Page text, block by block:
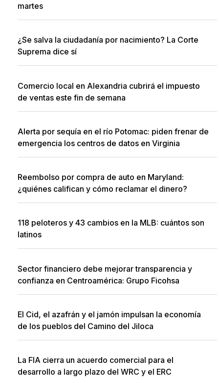
martes
¿Se salva la ciudadanía por nacimiento? La Corte
Suprema dice sí
Comercio local en Alexandria cubrirá el impuesto
de ventas este fin de semana
Alerta por sequía en el río Potomac: piden frenar de
emergencia los centros de datos en Virginia
Reembolso por compra de auto en Maryland:
¿quiénes califican y cómo reclamar el dinero?
118 peloteros y 43 cambios en la MLB: cuántos son
latinos
Sector financiero debe mejorar transparencia y
confianza en Centroamérica: Grupo Ficohsa
El Cid, el azafrán y el jamón impulsan la economía
de los pueblos del Camino del Jiloca
La FIA cierra un acuerdo comercial para el
desarrollo a largo plazo del WRC y el ERC